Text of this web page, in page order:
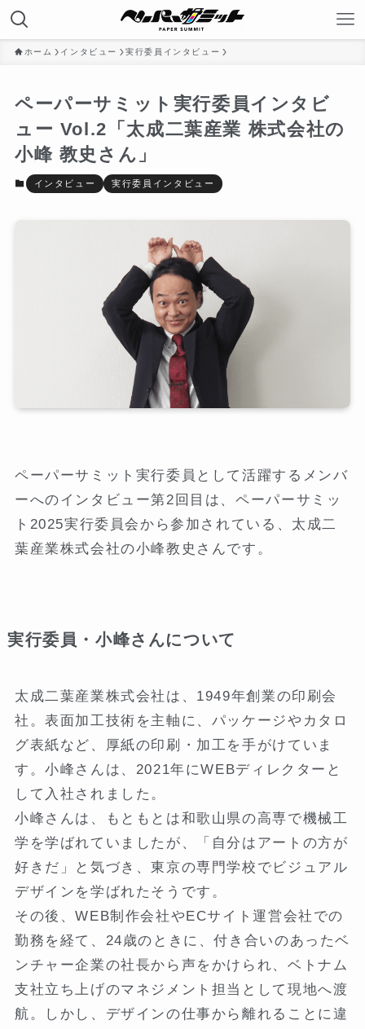
ホーム インタビュー 実行委員インタビュー
ペーパーサミット実行委員インタビ
ュー Vol.2「太成二葉産業 株式会社の
小峰 教史さん」
インタビュー 実行委員インタビュー
ペーパーサミット実行委員として活躍するメンバ
ーへのインタビュー第2回目は、ペーパーサミッ
ト2025実行委員会から参加されている、太成二
葉産業株式会社の小峰教史さんです。
実行委員・小峰さんについて
太成二葉産業株式会社は、1949年創業の印刷会
社。表面加工技術を主軸に、パッケージやカタロ
グ表紙など、厚紙の印刷・加工を手がけていま
す。小峰さんは、2021年にWEBディレクターと
して入社されました。
小峰さんは、もともとは和歌山県の高専で機械工
学を学ばれていましたが、「自分はアートの方が
好きだ」と気づき、東京の専門学校でビジュアル
デザインを学ばれたそうです。
その後、WEB制作会社やECサイト運営会社での
勤務を経て、24歳のときに、付き合いのあったベ
ンチャー企業の社長から声をかけられ、ベトナム
支社立ち上げのマネジメント担当として現地へ渡
航。しかし、デザインの仕事から離れることに違